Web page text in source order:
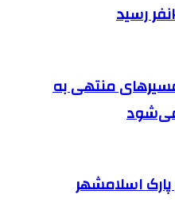
منتهی به
می‌شود